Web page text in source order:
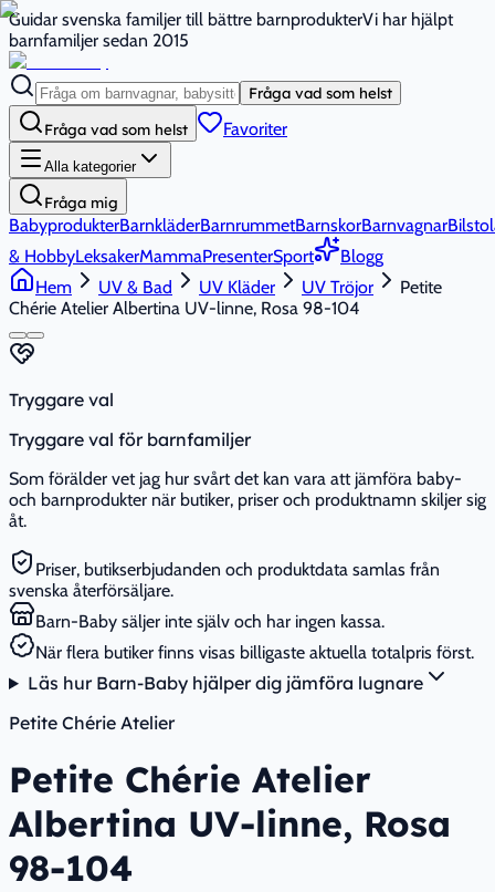
Guidar svenska familjer till bättre barnprodukterVi har hjälpt
barnfamiljer sedan 2015
Fråga vad som helst
Fråga vad som helst Favoriter
Alla kategorier
Fråga mig
BabyprodukterBarnkläderBarnrummetBarnskorBarnvagnar
& HobbyLeksakerMammaPresenterSport
Blogg
Hem
UV & Bad UV Kläder UV Tröjor
Petite
Chérie Atelier Albertina UV-linne, Rosa 98-104
Tryggare val
Tryggare val för barnfamiljer
Som förälder vet jag hur svårt det kan vara att jämföra baby-
och barnprodukter när butiker, priser och produktnamn skiljer sig
åt.
Priser, butikserbjudanden och produktdata samlas från
svenska återförsäljare.
Barn-Baby säljer inte själv och har ingen kassa.
När flera butiker finns visas billigaste aktuella totalpris först.
Läs hur Barn-Baby hjälper dig jämföra lugnare
Petite Chérie Atelier
Petite Chérie Atelier
Albertina UV-linne, Rosa
98-104